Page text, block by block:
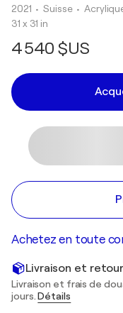
2021 • Suisse •
31 x 31 in
4 540 $US
Achetez en toute
Livraison et
Livraison et frais de
jours.Détails